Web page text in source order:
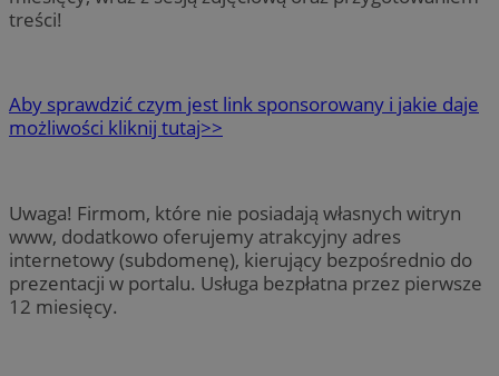
treści!
Aby sprawdzić czym jest link sponsorowany i jakie daje
możliwości kliknij tutaj>>
Uwaga! Firmom, które nie posiadają własnych witryn
www, dodatkowo oferujemy atrakcyjny adres
internetowy (subdomenę), kierujący bezpośrednio do
prezentacji w portalu. Usługa bezpłatna przez pierwsze
12 miesięcy.